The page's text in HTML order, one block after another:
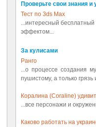
Проверьте свои знания и
Тест по 3ds Max
...интересный
эффектом...
За кулисами
Ранго
...о процессе создания
пушистому, а только
Коралина (Coraline)
...все персонажи и
Каково работать на